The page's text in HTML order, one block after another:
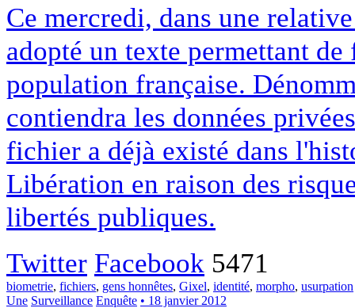
Ce mercredi, dans une
adopté un texte permettant
population française.
contiendra les données
fichier a déjà existé dans
Libération en raison des
libertés publiques.
Twitter Facebook 5471
biometrie, fichiers, gens honnêtes, Gixel, identité, morpho, usurpation
Une Surveillance Enquête • 18 janvier 2012